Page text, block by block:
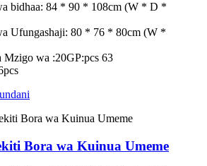
bidhaa: 84 * 90 * 108cm (W * D *
Ufungashaji: 80 * 76 * 80cm (W *
Mzigo wa :20GP:pcs 63
undani
Bora wa Kuinua Umeme